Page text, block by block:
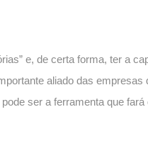
e, de certa forma, ter a
aliado das
ser a ferramenta que